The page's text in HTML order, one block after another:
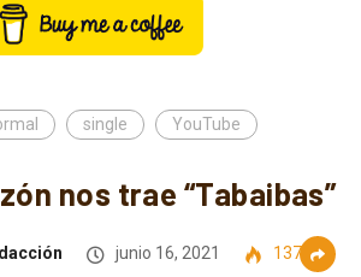
single YouTube
nos trae “Tabaibas”
junio 16, 2021 1371